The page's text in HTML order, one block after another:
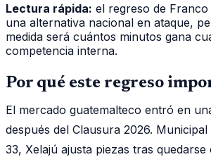
Lectura rápida: el regreso de
una alternativa nacional en ataque,
medida será cuántos minutos gana
competencia interna.
Por qué este regreso
El mercado guatemalteco entró en
después del Clausura 2026.
33, Xelajú ajusta piezas tras quedarse